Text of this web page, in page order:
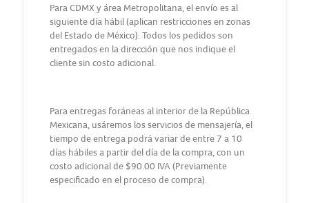
Para CDMX y área Metropolitana, el envío es al
siguiente día hábil (aplican restricciones en zonas
del Estado de México). Todos los pedidos son
entregados en la dirección que nos indique el
cliente sin costo adicional.
Para entregas foráneas al interior de la República
Mexicana, usáremos los servicios de mensajería, el
tiempo de entrega podrá variar de entre 7 a 10
días hábiles a partir del día de la compra, con un
costo adicional de $90.00 IVA (Previamente
especificado en el proceso de compra).